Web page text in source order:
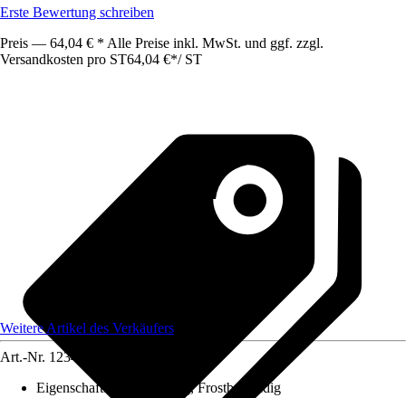
Erste Bewertung schreiben
Preis — 64,04 € * Alle Preise inkl. MwSt. und ggf. zzgl.
Versandkosten pro ST64,04 €*/ ST
Weitere Artikel des Verkäufers
Art.-Nr. 12346577
Eigenschaft: UV-beständig, Frostbeständig